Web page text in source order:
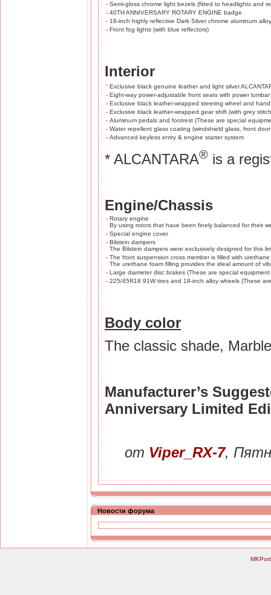
- Semi-gloss chrome light bezels (fitted to headlights and
- 40TH ANNIVERSARY ROTARY ENGINE badge
- 18-inch highly reflective Dark Silver chrome aluminum
- Front fog lights (with blue reflectors)
Interior
- Exclusive black genuine leather and light silver
- Eight-way power-adjustable front seats with power
- Exclusive black leather-wrapped steering wheel and
- Exclusive black leather-wrapped gear shift (with grey
- Aluminum pedals and footrest (These are special
- Water repellent glass coating (windshield glass, front
- Advanced keyless entry & engine starter system
* ALCANTARA® is a
Engine/Chassis
- Rotary engine
By using rotors that have been finely balanced for their
- Special engine cover
- Bilstein dampers
The Bilstein dampers were exclusively designed for this
- The front suspension cross member is filled with
The urethane foam filling provides the ideal amount of
- Large diameter disc brakes (These are special
- 225/45R18 91W tires and 18-inch alloy wheels (These
Body color
The classic shade,
Manufacturer’s
Anniversary Limited
от Viper_RX-7,
Новости форума